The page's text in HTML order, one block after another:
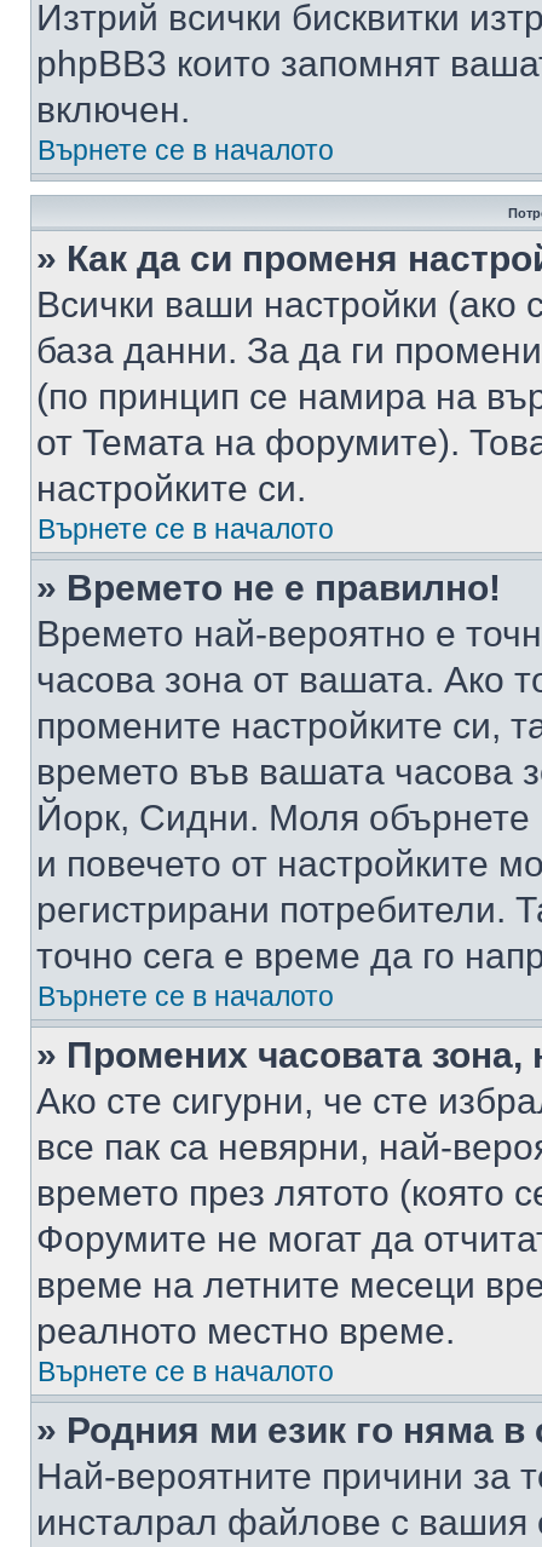
Изтрий всички бисквитки
phpBB3 които запомнят
включен.
Върнете се в началото
» Как да си променя
Всички ваши настройки (ако
база данни. За да ги
(по принцип се намира на
от Темата на форумите).
настройките си.
Върнете се в началото
» Времето не е правилно!
Времето най-вероятно е
часова зона от вашата. Ако
промените настройките си,
времето във вашата
Йорк, Сидни. Моля обърнете
и повечето от настройките
регистрирани потребители.
точно сега е време да го
Върнете се в началото
» Промених часовата
Ако сте сигурни, че сте
все пак са невярни, най-
времето през лятото (която
Форумите не могат да
време на летните месеци
реалното местно време.
Върнете се в началото
» Родния ми език го няма в
Най-вероятните причини за
инсталрал файлове с вашия